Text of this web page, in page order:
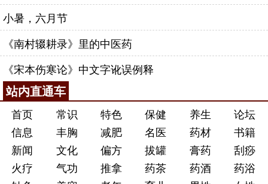
小暑，六月节
《南村辍耕录》里的中医药
《宋本伤寒论》中文字讹误例释
站内直通车
首页 常识 特色 保健 养生
论坛
信息
丰胸 减肥 名医 药材
书籍
新闻
文化 偏方 拔罐 膏药
刮痧
火疗
气功 推拿 药茶 药酒
药浴